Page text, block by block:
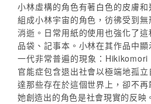
小林虛構的角色有著白色的皮膚
組成小林宇宙的角色，彷彿受到
消逝。日常用紙的使用也強化了
品袋、記事本。小林在其作品中
一代非常普遍的現象：
官能症包含退出社會以極端地孤
達那些存在於這個世界上，卻不再
她創造出的角色是社會現實的反映。